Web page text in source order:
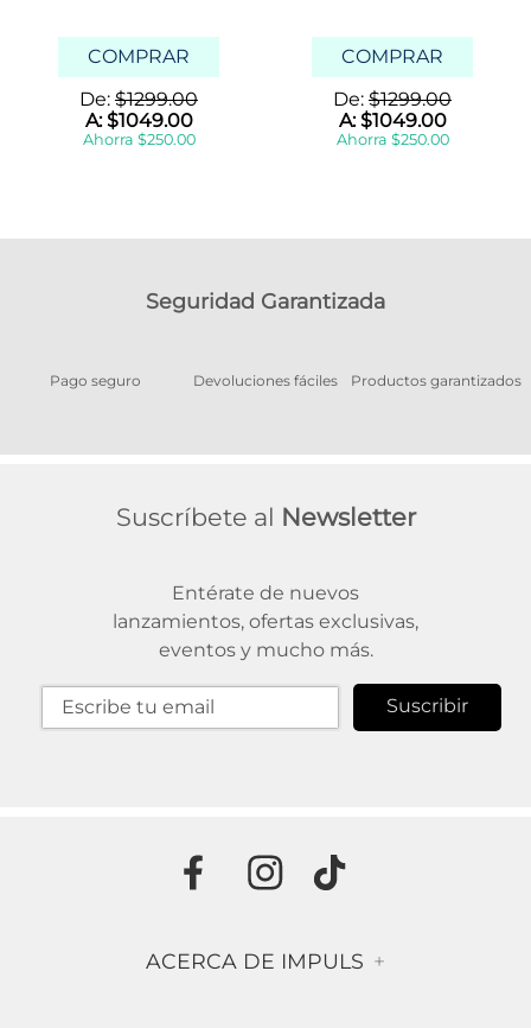
COMPRAR
De: $1299.00
A:$1049.00
Ahorra $250.00
COMPRAR
De: $1299.00
A:$1049.00
Ahorra $250.00
Seguridad Garantizada
Pago seguro Devoluciones fáciles Productos garantizados
Suscríbete al Newsletter
Entérate de nuevos
lanzamientos, ofertas exclusivas,
eventos y mucho más.
Suscribir
ACERCA DE IMPULS +